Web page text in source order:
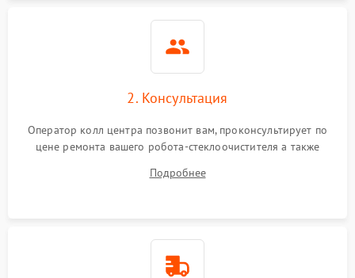
2. Консультация
Оператор колл центра позвонит вам, проконсультирует по
цене ремонта вашего робота-стеклоочистителя а также
Подробнее